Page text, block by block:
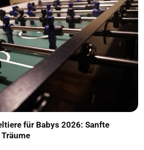
für Babys 2026: Sanfte